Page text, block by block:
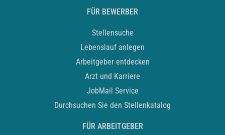
FÜR BEWERBER
Stellensuche
Lebenslauf anlegen
Arbeitgeber entdecken
Arzt und Karriere
JobMail Service
Durchsuchen Sie den Stellenkatalog
FÜR ARBEITGEBER